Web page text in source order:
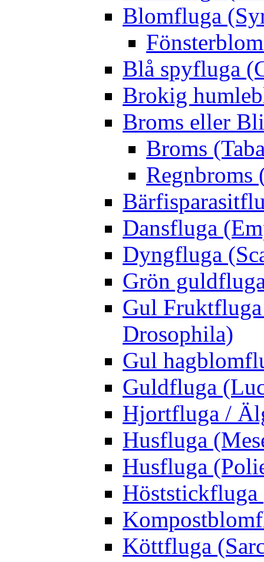
Blomfluga
Blå spyfluga
Brokig
Broms eller
Broms
Regnbroms
Dansfluga
Dyngfluga
Grön
Gul
Drosophila)
Gul
Guldfluga
Hjortfluga /
Husfluga
Husfluga
Höststickfluga
Köttfluga